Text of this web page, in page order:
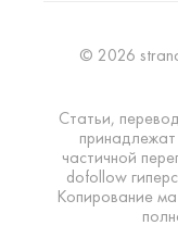
© 2026
Статьи,
частичной
dofollow
Копирование